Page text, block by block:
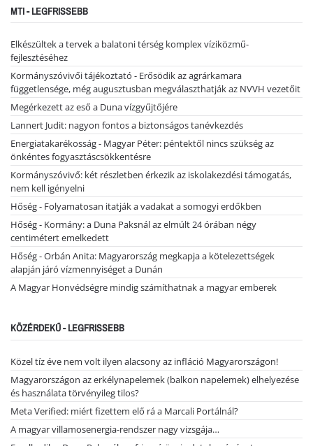
MTI - LEGFRISSEBB
Elkészültek a tervek a balatoni térség komplex víziközmű-
fejlesztéséhez
Kormányszóvivői tájékoztató - Erősödik az agrárkamara
függetlensége, még augusztusban megválaszthatják az NVVH vezetőit
Megérkezett az eső a Duna vízgyűjtőjére
Lannert Judit: nagyon fontos a biztonságos tanévkezdés
Energiatakarékosság - Magyar Péter: péntektől nincs szükség az
önkéntes fogyasztáscsökkentésre
Kormányszóvivő: két részletben érkezik az iskolakezdési támogatás,
nem kell igényelni
Hőség - Folyamatosan itatják a vadakat a somogyi erdőkben
Hőség - Kormány: a Duna Paksnál az elmúlt 24 órában négy
centimétert emelkedett
Hőség - Orbán Anita: Magyarország megkapja a kötelezettségek
alapján járó vízmennyiséget a Dunán
A Magyar Honvédségre mindig számíthatnak a magyar emberek
KÖZÉRDEKŰ - LEGFRISSEBB
Közel tíz éve nem volt ilyen alacsony az infláció Magyarországon!
Magyarországon az erkélynapelemek (balkon napelemek) elhelyezése
és használata törvényileg tilos?
Meta Verified: miért fizettem elő rá a Marcali Portálnál?
A magyar villamosenergia-rendszer nagy vizsgája…